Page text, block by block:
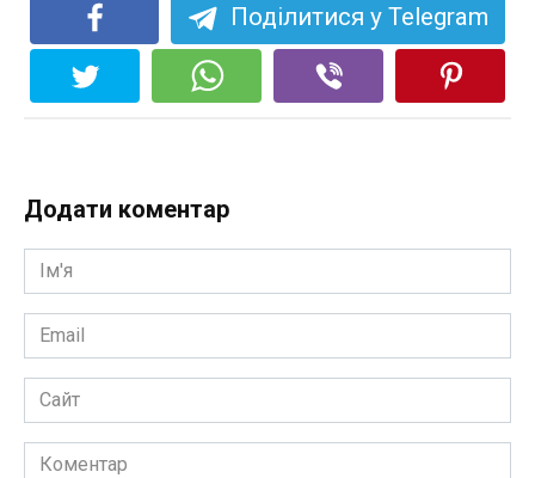
Поділитися у Telegram
Додати коментар
Ім'я
*
Email
*
Сайт
Коментар